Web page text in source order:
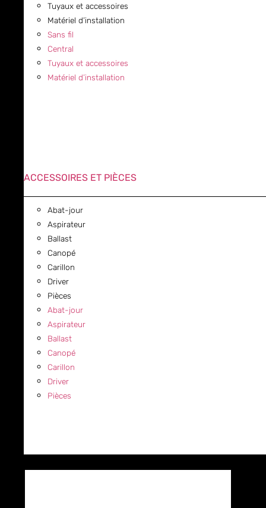
Tuyaux et accessoires
Matériel d’installation
Sans fil
Central
Tuyaux et accessoires
Matériel d’installation
ACCESSOIRES ET PIÈCES
Abat-jour
Aspirateur
Ballast
Canopé
Carillon
Driver
Pièces
Abat-jour
Aspirateur
Ballast
Canopé
Carillon
Driver
Pièces